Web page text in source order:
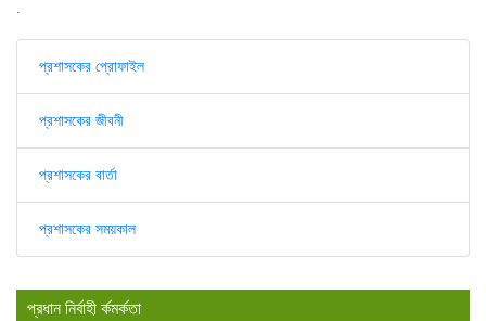
.
প্রশাসকের প্রোফাইল
প্রশাসকের জীবনী
প্রশাসকের বার্তা
প্রশাসকের সময়কাল
প্রধান নির্বাহী র্কমর্কতা